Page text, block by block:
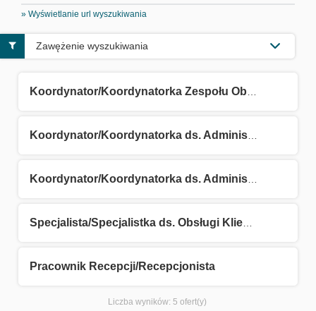
» Wyświetlanie url wyszukiwania
Pracownik Recepcji/Recepcjonista
Zawężenie wyszukiwania
Liczba wyników: 5 ofert(y)